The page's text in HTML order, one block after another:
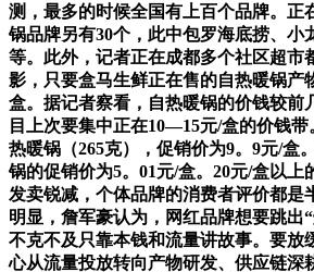
测，最多的时候全国有上百个品牌。正
锅品牌另有30个，此中包罗海底捞、小
等。此外，记者正在成都多个社区超市
影，只要盒马生鲜正在售的自热暖锅产
盒。据记者察看，自热暖锅的价钱较前
目上次要集中正在10—15元/盒的价钱带
热暖锅（265克），促销价为9。9元/盒
锅的促销价为5。01元/盒。20元/盒以上
发卖锐减，个体品牌的消费者评价都是
明显，詹军豪认为，网红品牌想要跳出
不克不及只靠本钱和流量讲故事。要放
心从流量投放转向产物研发、供应链深